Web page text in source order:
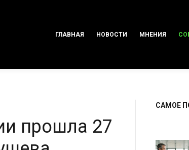
ГЛАВНАЯ НОВОСТИ МНЕНИЯ
прошла 27
САМОЕ